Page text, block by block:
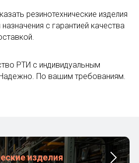
резинотехнические изделия
с гарантией качества
РТИ с индивидуальным
По вашим требованиям.
изделия